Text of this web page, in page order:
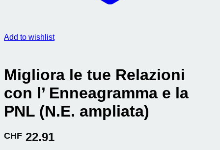
Add to wishlist
Migliora le tue Relazioni
con l’ Enneagramma e la
PNL (N.E. ampliata)
CHF 22.91